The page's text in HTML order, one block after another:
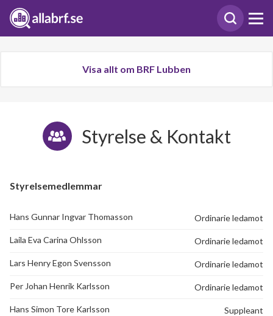
Visa allt om BRF Lubben
Styrelse & Kontakt
Styrelsemedlemmar
Hans Gunnar Ingvar Thomasson Ordinarie ledamot
Laila Eva Carina Ohlsson Ordinarie ledamot
Lars Henry Egon Svensson Ordinarie ledamot
Per Johan Henrik Karlsson Ordinarie ledamot
Hans Simon Tore Karlsson Suppleant